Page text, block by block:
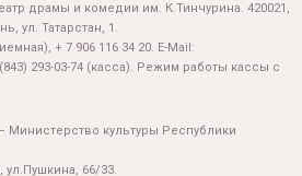
драмы и комедии им. К.Тинчурина. 420021,
ул. Татарстан, 1.
+ 7 906 116 34 20. E-Mail:
293-03-74 (касса). Режим работы кассы с
Министерство культуры Республики
ул.Пушкина, 66/33.